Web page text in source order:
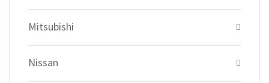
Mitsubishi
Nissan